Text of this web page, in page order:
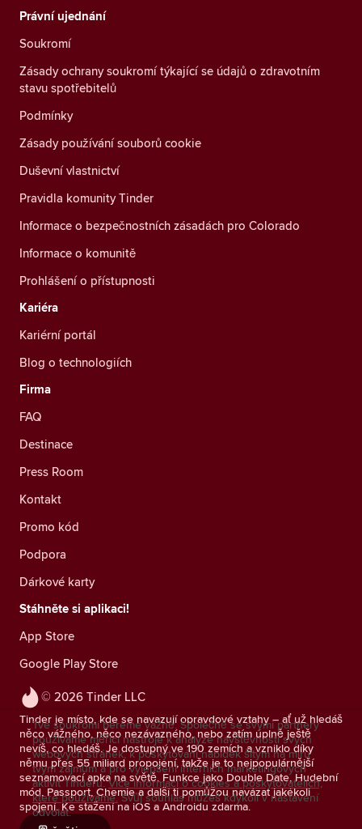
© 2026 Tinder LLC
Tinder je místo, kde se navazují opravdové vztahy – ať už hledáš
něco vážného, něco nezávazného, nebo zatím úplně ještě
nevíš, co hledáš. Je dostupný ve 190 zemích a vzniklo díky
němu přes 55 miliard propojení, takže je to nejpopulárnější
seznamovací apka na světě. Funkce jako Double Date, Hudební
mód, Passport, Chemie a další ti pomůžou navázat jakékoli
spojení. Ke stažení na iOS a Androidu zdarma.
Právní ujednání
Soukromí
Zásady ochrany soukromí týkající se údajů o zdravotním
stavu spotřebitelů
Podmínky
Zásady používání souborů cookie
Duševní vlastnictví
Pravidla komunity Tinder
Informace o bezpečnostních zásadách pro Colorado
Informace o komunitě
Prohlášení o přístupnosti
Kariéra
Kariérní portál
Blog o technologiích
Firma
FAQ
Destinace
Press Room
Kontakt
Promo kód
Podpora
Dárkové karty
Stáhněte si aplikaci!
App Store
Google Play Store
Tvé soukromí bereme vážně. Společně se svými partnery
používáme měřicí nástroje k analýze návštěvnosti svých
webových stránek, k poskytování nabídek šitým na míru
tvým zájmům a pro vylepšení interních marketingových
aktivit Tinderu. Více informací o cookies a poskytovatelích,
které používáme. Svůj souhlas můžeš kdykoli v nastavení
odvolat.